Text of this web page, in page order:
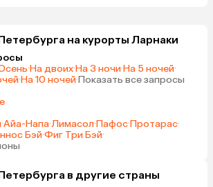
на курорты Ларнаки
·На двоих·На 3 ночи·На 5 ночей·
·На 10 ночей·Показать все запросы
·Айа-Напа·Лимасол·Пафос·Протарас·
Бэй·Фиг Три Бэй·
в другие страны